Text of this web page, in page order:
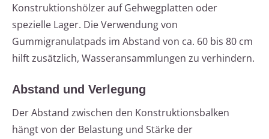
Konstruktionshölzer auf Gehwegplatten oder
spezielle Lager. Die Verwendung von
Gummigranulatpads im Abstand von ca. 60 bis 80 cm
hilft zusätzlich, Wasseransammlungen zu verhindern.
Abstand und Verlegung
Der Abstand zwischen den Konstruktionsbalken
hängt von der Belastung und Stärke der